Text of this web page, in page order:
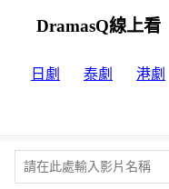
DramasQ線上看
日劇 泰劇 港劇